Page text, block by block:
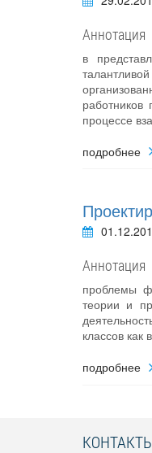
Аннотация
в
процессе
подробнее
Аннотация
проблемы
теории и
классов как
подробнее